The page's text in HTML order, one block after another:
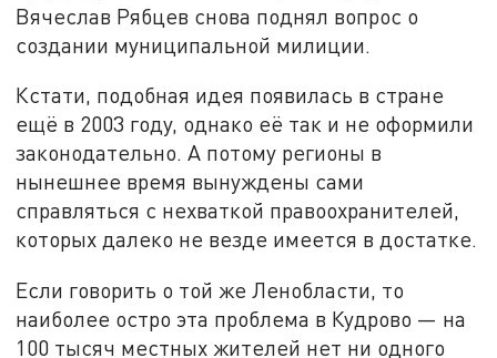
Вячеслав Рябцев снова поднял вопрос о
создании муниципальной милиции.
Кстати, подобная идея появилась в стране
ещё в 2003 году, однако её так и не оформили
законодательно. А потому регионы в
нынешнее время вынуждены сами
справляться с нехваткой правоохранителей,
которых далеко не везде имеется в достатке.
Если говорить о той же Ленобласти, то
наиболее остро эта проблема в Кудрово — на
100 тысяч местных жителей нет ни одного